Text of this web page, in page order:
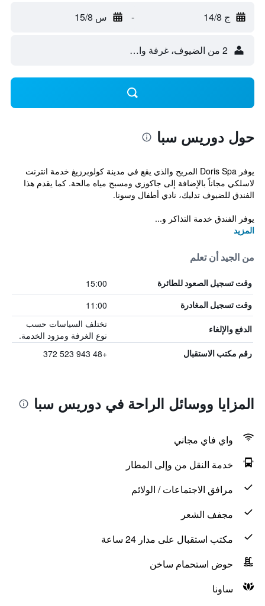
ج 14/8 - س 15/8
2 من الضيوف، غرفة واحدة
حول دوريس سبا
يوفر Doris Spa المريح والذي يقع في مدينة كولوبرزيغ خدمة انترنت
لاسلكي مجاناً بالإضافة إلى جاكوزي ومسبح مياه مالحة. كما يقدم هذا
الفندق للضيوف تدليك، نادي أطفال وسونا.
يوفر الفندق خدمة التذاكر و...
المزيد
من الجيد أن تعلم
وقت تسجيل الصعود للطائرة 15:00
وقت تسجيل المغادرة 11:00
الدفع والإلغاء
تختلف السياسات حسب
نوع الغرفة ومزود الخدمة.
رقم مكتب الاستقبال +48 943 523 372
المزايا ووسائل الراحة في دوريس سبا
واي فاي مجاني
خدمة النقل من وإلى المطار
مرافق الاجتماعات / الولائم
مجفف الشعر
مكتب استقبال على مدار 24 ساعة
حوض استحمام ساخن
ساونا